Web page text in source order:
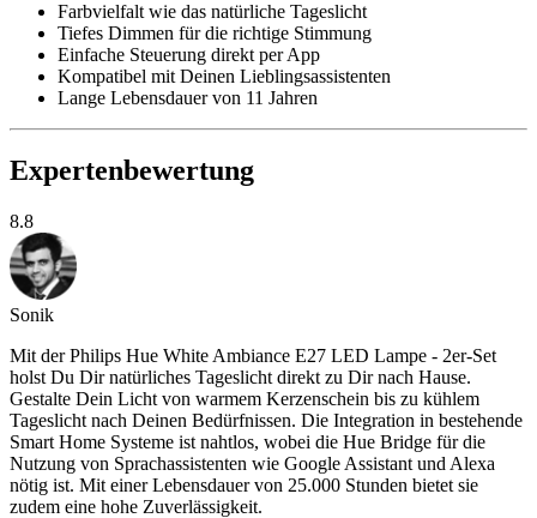
Farbvielfalt wie das natürliche Tageslicht
Tiefes Dimmen für die richtige Stimmung
Einfache Steuerung direkt per App
Kompatibel mit Deinen Lieblingsassistenten
Lange Lebensdauer von 11 Jahren
Expertenbewertung
8.8
Sonik
Mit der Philips Hue White Ambiance E27 LED Lampe - 2er-Set
holst Du Dir natürliches Tageslicht direkt zu Dir nach Hause.
Gestalte Dein Licht von warmem Kerzenschein bis zu kühlem
Tageslicht nach Deinen Bedürfnissen. Die Integration in bestehende
Smart Home Systeme ist nahtlos, wobei die Hue Bridge für die
Nutzung von Sprachassistenten wie Google Assistant und Alexa
nötig ist. Mit einer Lebensdauer von 25.000 Stunden bietet sie
zudem eine hohe Zuverlässigkeit.